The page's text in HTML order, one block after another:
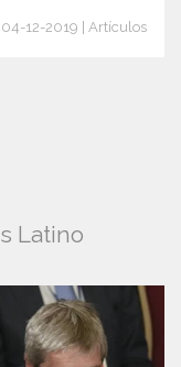
04-12-2019 | Artículos
Latino